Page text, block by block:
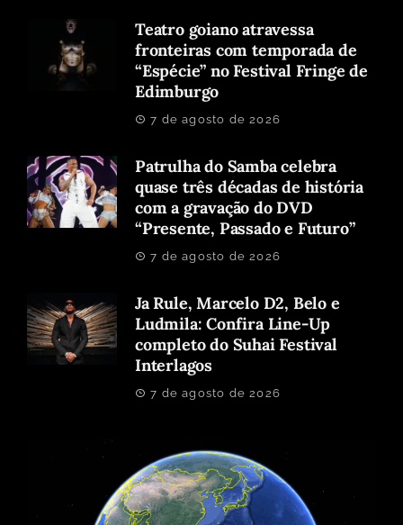
Teatro goiano atravessa
fronteiras com temporada de
“Espécie” no Festival Fringe de
Edimburgo
7 de agosto de 2026
Patrulha do Samba celebra
quase três décadas de história
com a gravação do DVD
“Presente, Passado e Futuro”
7 de agosto de 2026
Ja Rule, Marcelo D2, Belo e
Ludmila: Confira Line-Up
completo do Suhai Festival
Interlagos
7 de agosto de 2026